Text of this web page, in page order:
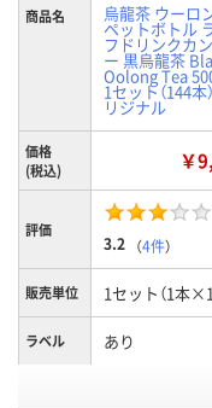
商品名 烏龍茶 ウーロ
ペットボトル
フドリンクカ
ー 黒烏龍茶
Oolong Tea
1セット（144本
リジナル
価格
(税込)
￥
評価
3.2 （4件）
販売単位 1セット（1本
ラベル あり